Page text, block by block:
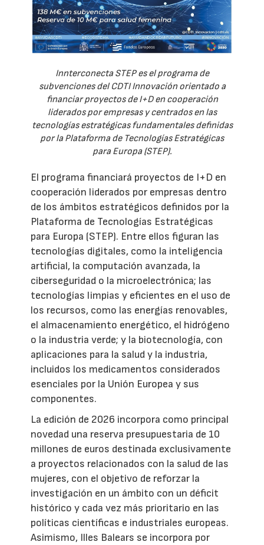
Innterconecta STEP es el programa de
subvenciones del CDTI Innovación orientado a
financiar proyectos de I+D en cooperación
liderados por empresas y centrados en las
tecnologías estratégicas fundamentales definidas
por la Plataforma de Tecnologías Estratégicas
para Europa (STEP).
El programa financiará proyectos de I+D en
cooperación liderados por empresas dentro
de los ámbitos estratégicos definidos por la
Plataforma de Tecnologías Estratégicas
para Europa (STEP). Entre ellos figuran las
tecnologías digitales, como la inteligencia
artificial, la computación avanzada, la
ciberseguridad o la microelectrónica; las
tecnologías limpias y eficientes en el uso de
los recursos, como las energías renovables,
el almacenamiento energético, el hidrógeno
o la industria verde; y la biotecnología, con
aplicaciones para la salud y la industria,
incluidos los medicamentos considerados
esenciales por la Unión Europea y sus
componentes.
La edición de 2026 incorpora como principal
novedad una reserva presupuestaria de 10
millones de euros destinada exclusivamente
a proyectos relacionados con la salud de las
mujeres, con el objetivo de reforzar la
investigación en un ámbito con un déficit
histórico y cada vez más prioritario en las
políticas científicas e industriales europeas.
Asimismo, Illes Balears se incorpora por